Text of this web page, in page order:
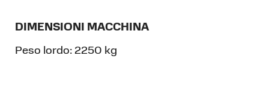
DIMENSIONI MACCHINA
Peso lordo: 2250 kg